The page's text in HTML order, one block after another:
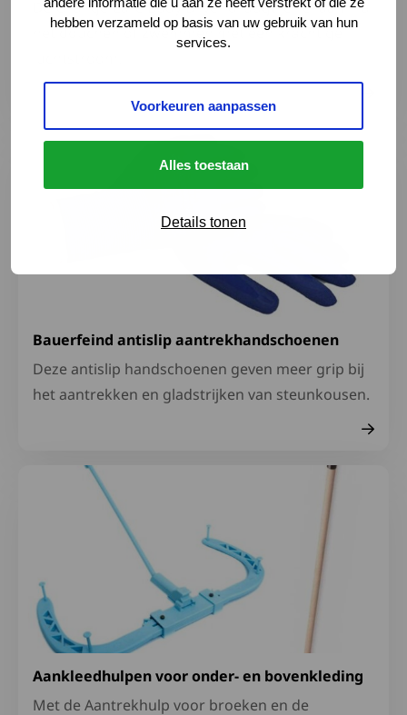
hebben verzameld op basis van uw gebruik van hun
services.
Voorkeuren aanpassen
Alles toestaan
Details tonen
De Orange Care Body Dryer droogt je lichaam na
het douchen of zwemmen met een krachtige
Bauerfeind antislip aantrekhandschoenen
Deze antislip handschoenen geven meer grip bij
het aantrekken en gladstrijken van steunkousen.
Lees meer over Bauerfeind antislip
Aankleedhulpen voor onder- en bovenkleding
Met de Aantrekhulp voor broeken en de
Lees meer over Aankleedhulpen voor onder- en